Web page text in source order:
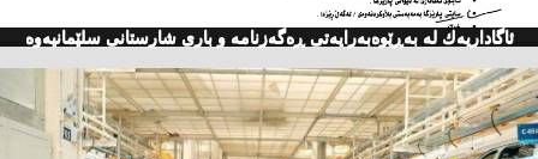
ئاگاداریه‌ك له‌ به‌ڕێوه‌به‌رایه‌تی ڕه‌گه‌زنامه‌ و باری شارستانی سلێمانیه‌وه‌